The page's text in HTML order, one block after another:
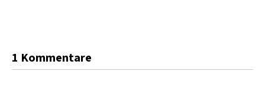
1 Kommentare